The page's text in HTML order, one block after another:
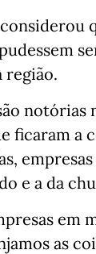
região.
notórias
ficaram a
e a da
em
as